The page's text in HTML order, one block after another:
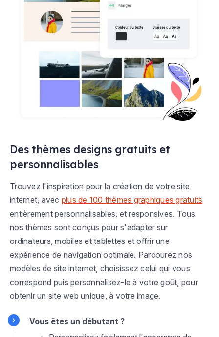
Des thèmes designs gratuits et
personnalisables
Trouvez l'inspiration pour la création de votre site
internet, avec plus de 100 thèmes graphiques gratuits
entièrement personnalisables, et responsives. Tous
nos thèmes sont conçus pour s'adapter sur
ordinateurs, mobiles et tablettes et offrir une
expérience de navigation optimale. Parcourez nos
modèles de site internet, choisissez celui qui vous
correspond puis personnalisez-le à votre goût, pour
obtenir un site web unique, à votre image.
Vous êtes un débutant ?